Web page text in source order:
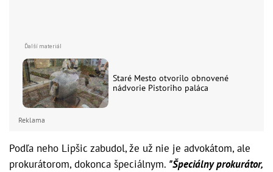
Staré Mesto otvorilo obnovené
nádvorie Pistoriho paláca
Reklama
Podľa neho Lipšic zabudol, že už nie je advokátom, ale
prokurátorom, dokonca špeciálnym. "Špeciálny prokurátor,